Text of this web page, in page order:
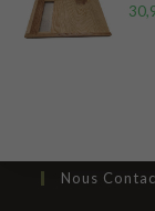
Nous